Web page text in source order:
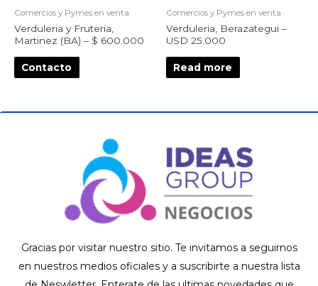
Comercios y Pymes en venta
Verduleria y Fruteria,
Martinez (BA) – $ 600.000
Contacto
Comercios y Pymes en venta
Verduleria, Berazategui –
USD 25.000
Read more
Gracias por visitar nuestro sitio. Te invitamos a seguirnos
en nuestros medios oficiales y a suscribirte a nuestra lista